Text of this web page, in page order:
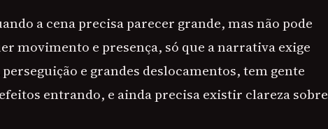
a cena precisa parecer grande, mas não pode
movimento e presença, só que a narrativa exige
e grandes deslocamentos, tem gente
entrando, e ainda precisa existir clareza sobre